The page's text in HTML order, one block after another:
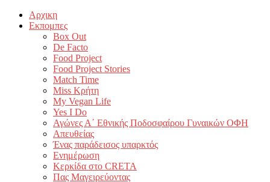
Αρχικη
Εκπομπες
Box Out
De Facto
Food Project
Food Project Stories
Match Time
Miss Κρήτη
My Vegan Life
Yes I Do
Αγώνες Α΄ Εθνικής Ποδοσφαίρου Γυναικών ΟΦΗ
Απευθείας
Ένας παράδεισος υπαρκτός
Ενημέρωση
Κερκίδα στο CRETA
Πας Μαγειρεύοντας